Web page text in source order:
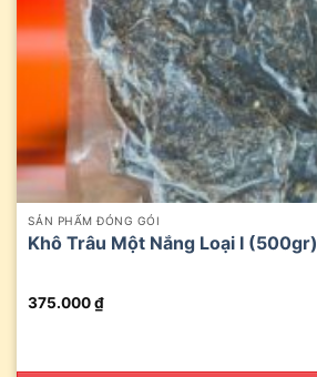
SẢN PHẨM ĐÓNG GÓI
Khô Trâu Một Nắng Loại I (500gr)
375.000₫